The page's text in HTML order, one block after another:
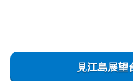
見江島展望